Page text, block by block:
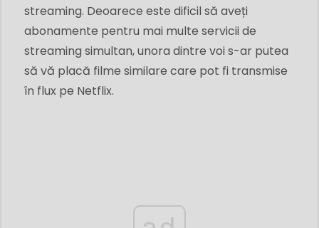
streaming. Deoarece este dificil să aveți
abonamente pentru mai multe servicii de
streaming simultan, unora dintre voi s-ar putea
să vă placă filme similare care pot fi transmise
în flux pe Netflix.